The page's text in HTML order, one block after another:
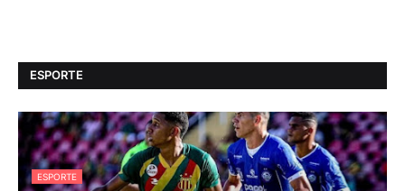
ESPORTE
ESPORTE